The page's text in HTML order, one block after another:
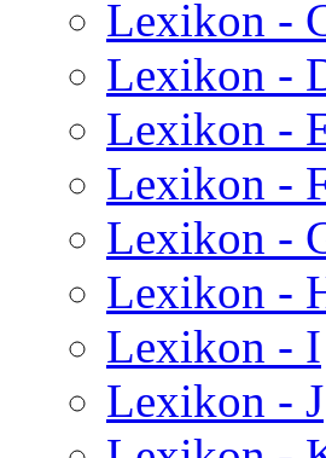
Lexikon -
Lexikon -
Lexikon -
Lexikon -
Lexikon -
Lexikon -
Lexikon - I
Lexikon - J